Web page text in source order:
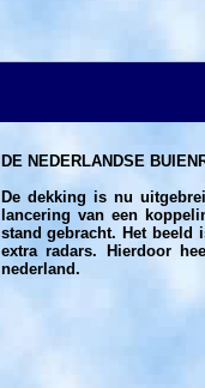
DE NEDERLANDSE
De dekking is nu
lancering van een
stand gebracht. Het beeld
extra radars. Hierdoor
nederland.